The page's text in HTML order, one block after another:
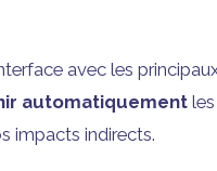
avec les
automatiquement
impacts indirects.